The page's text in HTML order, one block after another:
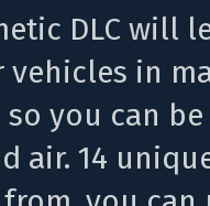
DLC will
vehicles in
you can
air. 14